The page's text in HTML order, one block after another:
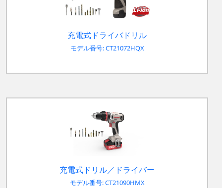
充電式ドライバドリル
モデル番号: CT21072HQX
充電式ドリル／ドライバー
モデル番号: CT21090HMX